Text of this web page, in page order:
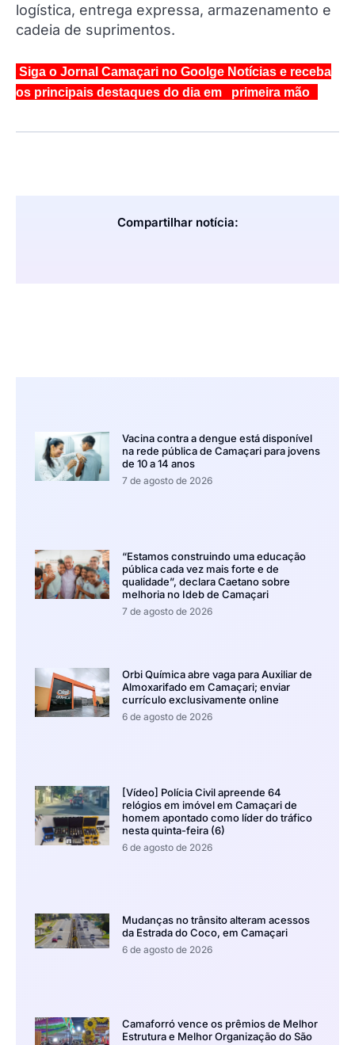
logística, entrega expressa, armazenamento e
cadeia de suprimentos.
Siga o Jornal Camaçari no Goolge Notícias e receba
os principais destaques do dia em primeira mão
Compartilhar notícia:
Vacina contra a dengue está disponível
na rede pública de Camaçari para jovens
de 10 a 14 anos
7 de agosto de 2026
“Estamos construindo uma educação
pública cada vez mais forte e de
qualidade”, declara Caetano sobre
melhoria no Ideb de Camaçari
7 de agosto de 2026
Orbi Química abre vaga para Auxiliar de
Almoxarifado em Camaçari; enviar
currículo exclusivamente online
6 de agosto de 2026
[Vídeo] Polícia Civil apreende 64
relógios em imóvel em Camaçari de
homem apontado como líder do tráfico
nesta quinta-feira (6)
6 de agosto de 2026
Mudanças no trânsito alteram acessos
da Estrada do Coco, em Camaçari
6 de agosto de 2026
Camaforró vence os prêmios de Melhor
Estrutura e Melhor Organização do São